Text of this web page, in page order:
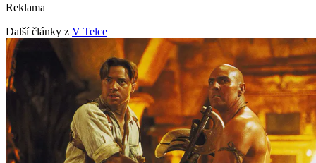
Reklama
Další články z V Telce